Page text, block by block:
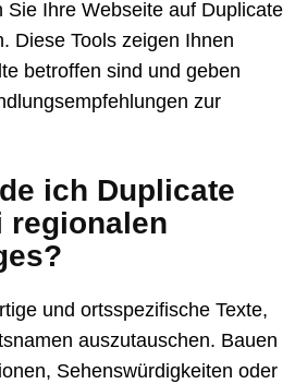
Sie Ihre Webseite auf Duplicate
Diese Tools zeigen Ihnen
betroffen sind und geben
zur
ich Duplicate
regionalen
und ortsspezifische Texte,
auszutauschen. Bauen
Sehenswürdigkeiten oder